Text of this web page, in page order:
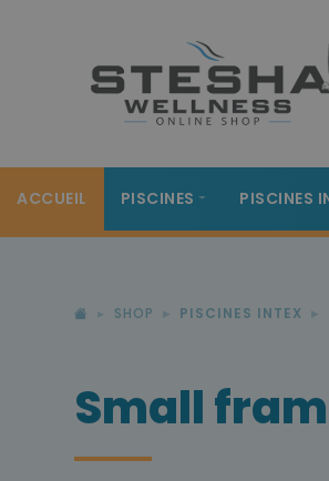
ACCUEIL PISCINES PISCINES
SHOP PISCINES INTEX
Small